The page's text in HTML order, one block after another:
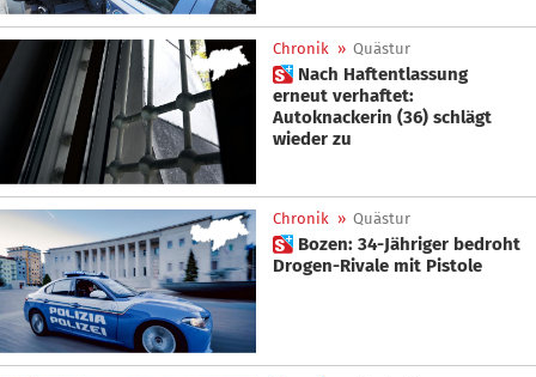
Chronik » Quästur
 Nach Haftentlassung
erneut verhaftet:
Autoknackerin (36) schlägt
wieder zu
Chronik » Quästur
 Bozen: 34-Jähriger bedroht
Drogen-Rivale mit Pistole